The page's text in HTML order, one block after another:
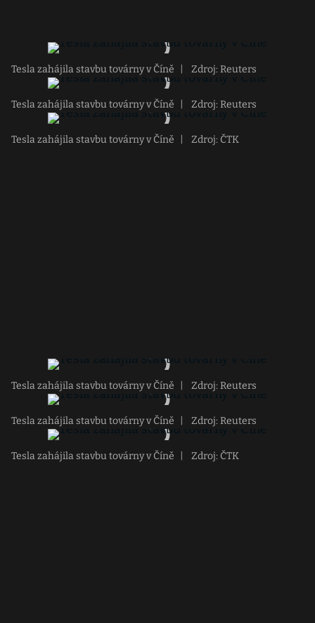
Tesla zahájila stavbu továrny v Číně Zdroj: Reuters
Tesla zahájila stavbu továrny v Číně Zdroj: Reuters
Tesla zahájila stavbu továrny v Číně Zdroj: ČTK
Tesla zahájila stavbu továrny v Číně Zdroj: Reuters
Tesla zahájila stavbu továrny v Číně Zdroj: Reuters
Tesla zahájila stavbu továrny v Číně Zdroj: ČTK